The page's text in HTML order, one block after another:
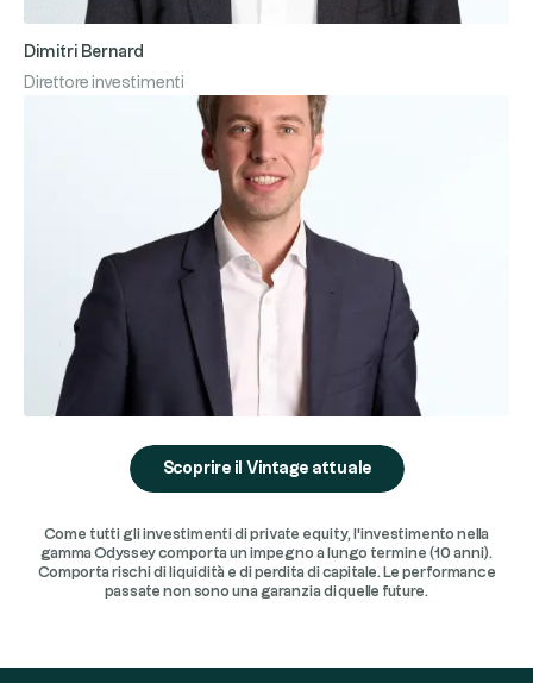
Dimitri Bernard
Direttore investimenti
Scoprire il Vintage attuale
Come tutti gli investimenti di private equity, l'investimento nella
gamma Odyssey comporta un impegno a lungo termine (10 anni).
Comporta rischi di liquidità e di perdita di capitale. Le performance
passate non sono una garanzia di quelle future.